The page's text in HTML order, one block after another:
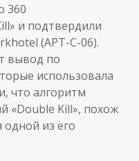
360
и подтвердили
(APT-C-06).
вывод по
использовала
что алгоритм
«Double Kill», похож
одной из его